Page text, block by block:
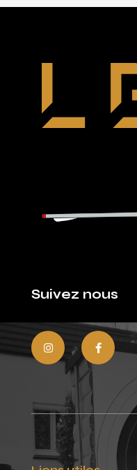
Suivez nous